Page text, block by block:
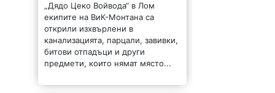
„Дядо Цеко Войвода“ в Лом
екипите на ВиК-Монтана са
открили изхвърлени в
канализацията, парцали, завивки,
битови отпадъци и други
предмети, които нямат място...